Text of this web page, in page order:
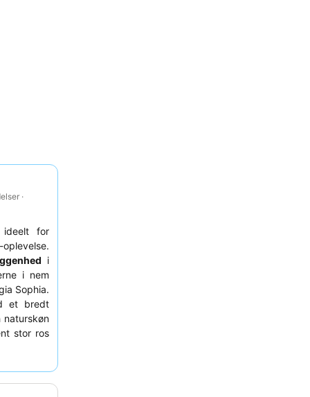
·
ideelt for
i
i nem
Sophia.
et bredt
naturskøn
stor ros
om et